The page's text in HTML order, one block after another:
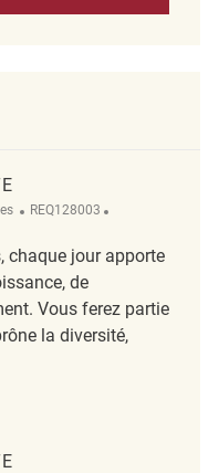
ReqId
REQ128003
chaque jour apporte
de
Vous ferez partie
la diversité,
REQ128003